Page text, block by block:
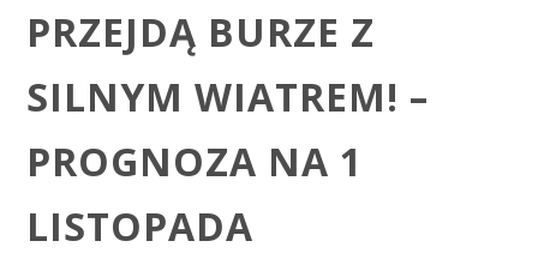
PRZEJDĄ BURZE Z
SILNYM WIATREM! –
PROGNOZA NA 1
LISTOPADA